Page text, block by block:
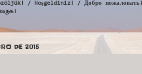
/ Hoşgeldiniz! / Добро
DE 2015